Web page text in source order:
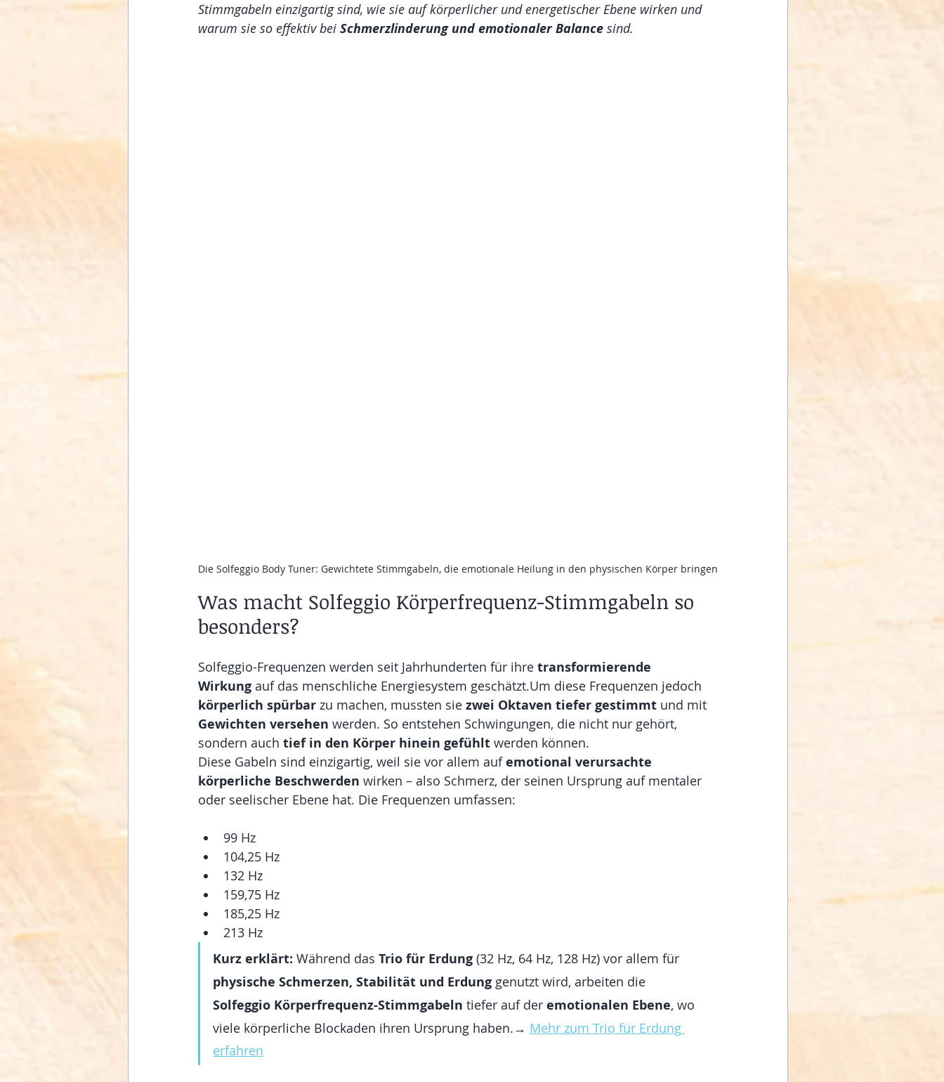
Stimmgabeln einzigartig sind, wie sie auf körperlicher und energetischer Ebene wirken und
warum sie so effektiv bei Schmerzlinderung und emotionaler Balance sind.
Die Solfeggio Body Tuner: Gewichtete Stimmgabeln, die emotionale Heilung in den physischen Körper bringen
Was macht Solfeggio Körperfrequenz-Stimmgabeln so
besonders?
Solfeggio-Frequenzen werden seit Jahrhunderten für ihre transformierende
Wirkung auf das menschliche Energiesystem geschätzt.Um diese Frequenzen jedoch
körperlich spürbar zu machen, mussten sie zwei Oktaven tiefer gestimmt und mit
Gewichten versehen werden. So entstehen Schwingungen, die nicht nur gehört,
sondern auch tief in den Körper hinein gefühlt werden können.
Diese Gabeln sind einzigartig, weil sie vor allem auf emotional verursachte
körperliche Beschwerden wirken – also Schmerz, der seinen Ursprung auf mentaler
oder seelischer Ebene hat. Die Frequenzen umfassen:
99 Hz
104,25 Hz
132 Hz
159,75 Hz
185,25 Hz
213 Hz
Kurz erklärt: Während das Trio für Erdung (32 Hz, 64 Hz, 128 Hz) vor allem für
physische Schmerzen, Stabilität und Erdung genutzt wird, arbeiten die
Solfeggio Körperfrequenz-Stimmgabeln tiefer auf der emotionalen Ebene, wo
viele körperliche Blockaden ihren Ursprung haben.→ Mehr zum Trio für Erdung
erfahren